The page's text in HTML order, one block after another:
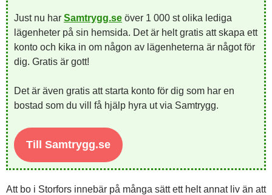
Just nu har Samtrygg.se över 1 000 st olika lediga
lägenheter på sin hemsida. Det är helt gratis att skapa ett
konto och kika in om någon av lägenheterna är något för
dig. Gratis är gott!
Det är även gratis att starta konto för dig som har en
bostad som du vill få hjälp hyra ut via Samtrygg.
Till Samtrygg.se
Att bo i Storfors innebär på många sätt ett helt annat liv än att